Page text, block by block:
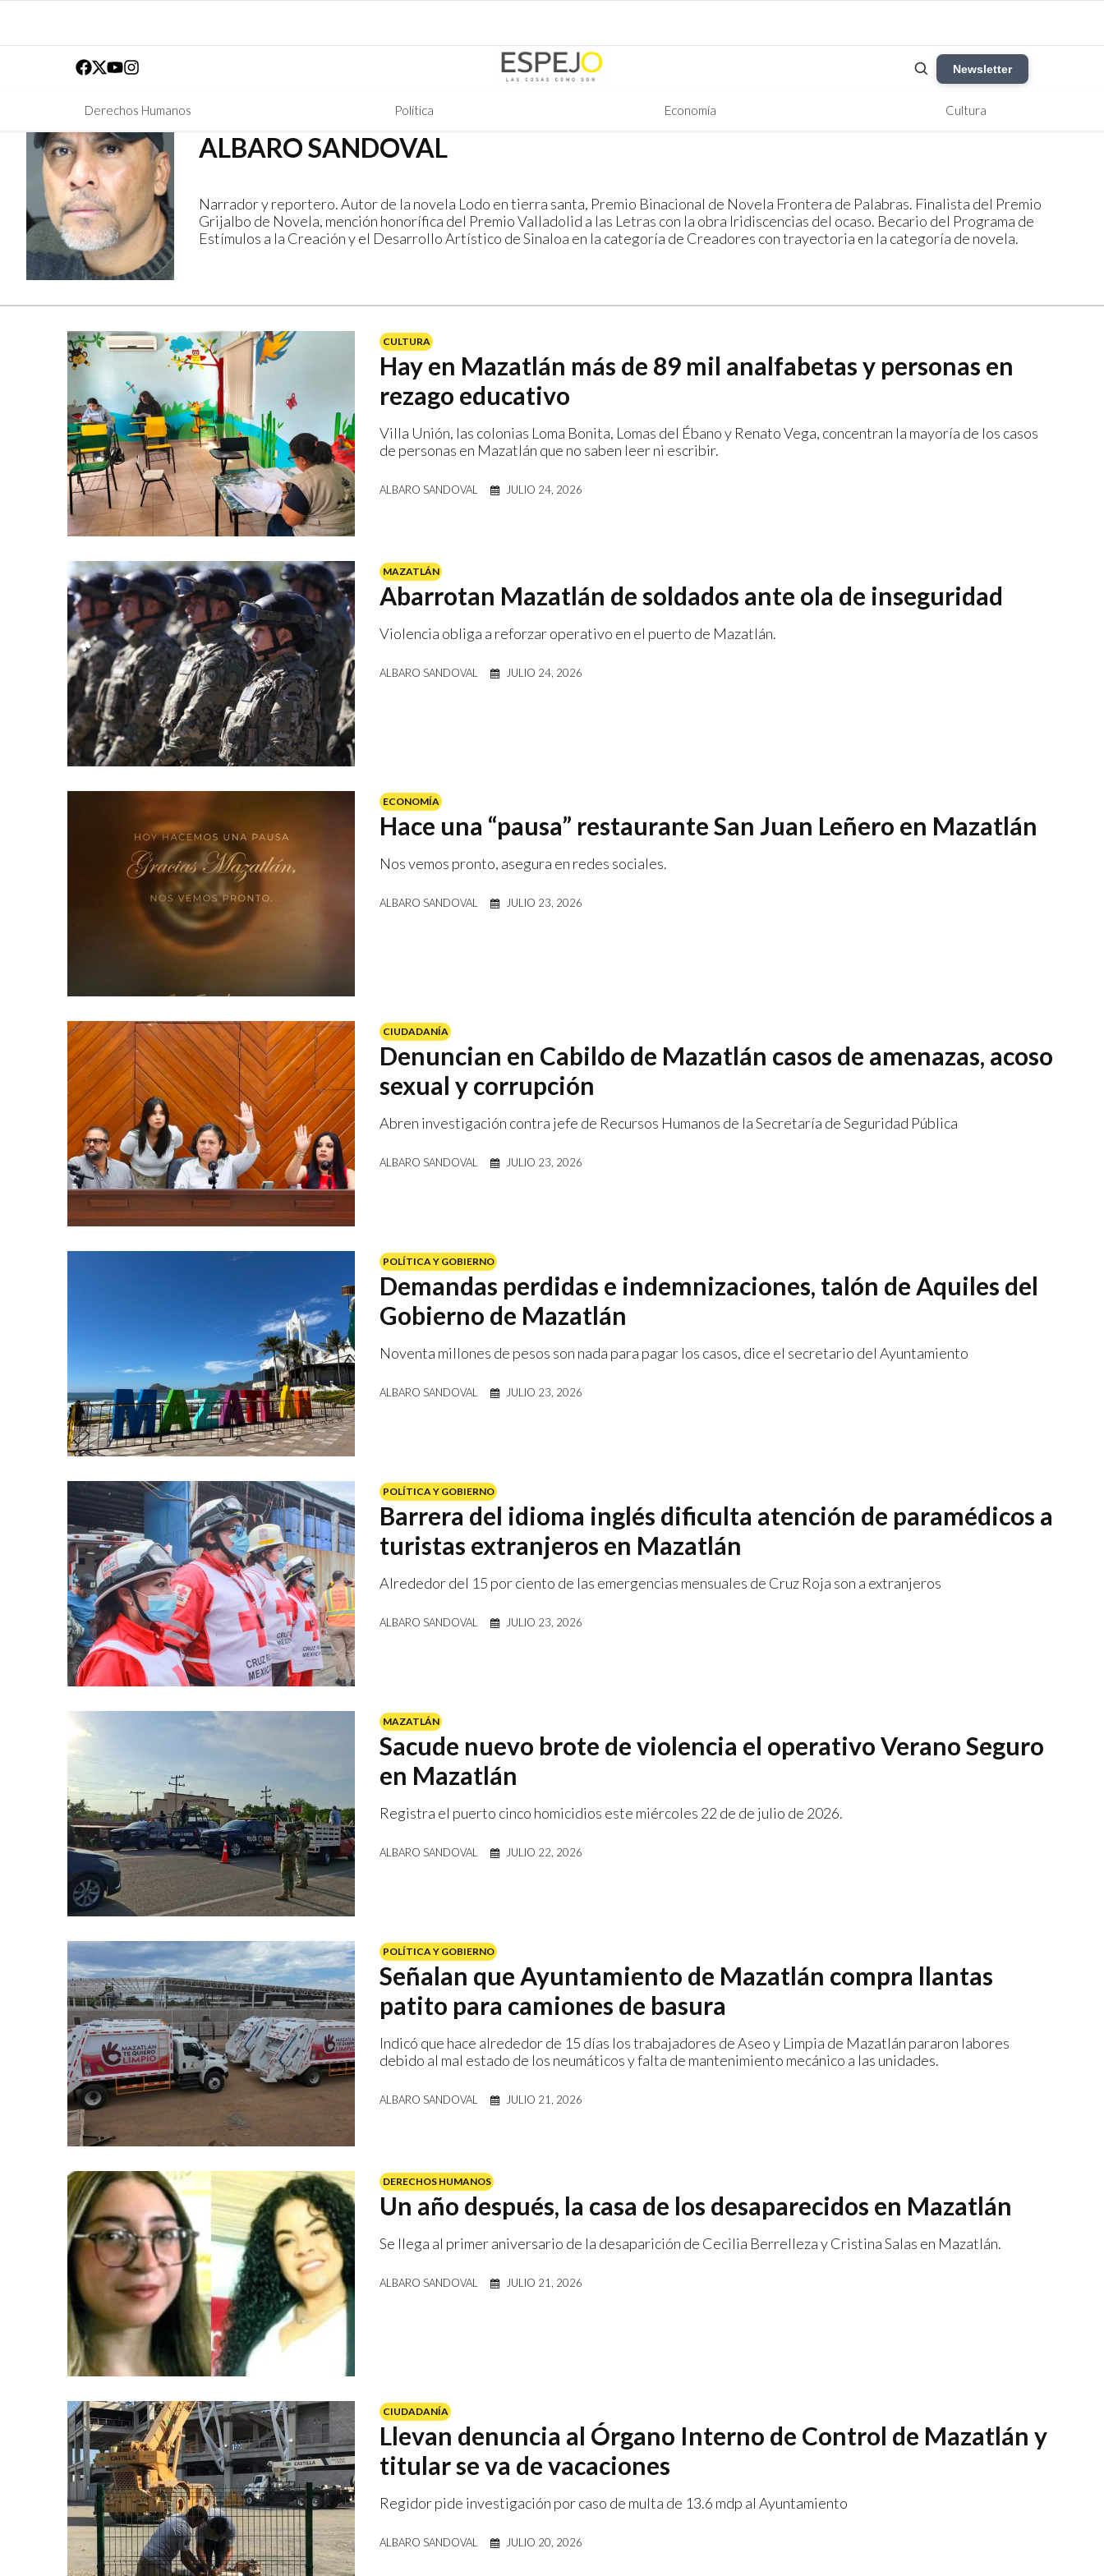
Newsletter
Derechos Humanos Política Economía Cultura
ALBARO SANDOVAL
Narrador y reportero. Autor de la novela Lodo en tierra santa, Premio Binacional de Novela Frontera de Palabras. Finalista del Premio
Grijalbo de Novela, mención honorífica del Premio Valladolid a las Letras con la obra Iridiscencias del ocaso. Becario del Programa de
Estímulos a la Creación y el Desarrollo Artístico de Sinaloa en la categoría de Creadores con trayectoria en la categoría de novela.
CULTURA
Hay en Mazatlán más de 89 mil analfabetas y personas en
rezago educativo
Villa Unión, las colonias Loma Bonita, Lomas del Ébano y Renato Vega, concentran la mayoría de los casos
de personas en Mazatlán que no saben leer ni escribir.
ALBARO SANDOVAL JULIO 24, 2026
MAZATLÁN
Abarrotan Mazatlán de soldados ante ola de inseguridad
Violencia obliga a reforzar operativo en el puerto de Mazatlán.
ALBARO SANDOVAL JULIO 24, 2026
ECONOMÍA
Hace una “pausa” restaurante San Juan Leñero en Mazatlán
Nos vemos pronto, asegura en redes sociales.
ALBARO SANDOVAL JULIO 23, 2026
CIUDADANÍA
Denuncian en Cabildo de Mazatlán casos de amenazas, acoso
sexual y corrupción
Abren investigación contra jefe de Recursos Humanos de la Secretaría de Seguridad Pública
ALBARO SANDOVAL JULIO 23, 2026
POLÍTICA Y GOBIERNO
Demandas perdidas e indemnizaciones, talón de Aquiles del
Gobierno de Mazatlán
Noventa millones de pesos son nada para pagar los casos, dice el secretario del Ayuntamiento
ALBARO SANDOVAL JULIO 23, 2026
POLÍTICA Y GOBIERNO
Barrera del idioma inglés dificulta atención de paramédicos a
turistas extranjeros en Mazatlán
Alrededor del 15 por ciento de las emergencias mensuales de Cruz Roja son a extranjeros
ALBARO SANDOVAL JULIO 23, 2026
MAZATLÁN
Sacude nuevo brote de violencia el operativo Verano Seguro
en Mazatlán
Registra el puerto cinco homicidios este miércoles 22 de de julio de 2026.
ALBARO SANDOVAL JULIO 22, 2026
POLÍTICA Y GOBIERNO
Señalan que Ayuntamiento de Mazatlán compra llantas
patito para camiones de basura
Indicó que hace alrededor de 15 días los trabajadores de Aseo y Limpia de Mazatlán pararon labores
debido al mal estado de los neumáticos y falta de mantenimiento mecánico a las unidades.
ALBARO SANDOVAL JULIO 21, 2026
DERECHOS HUMANOS
Un año después, la casa de los desaparecidos en Mazatlán
Se llega al primer aniversario de la desaparición de Cecilia Berrelleza y Cristina Salas en Mazatlán.
ALBARO SANDOVAL JULIO 21, 2026
CIUDADANÍA
Llevan denuncia al Órgano Interno de Control de Mazatlán y
titular se va de vacaciones
Regidor pide investigación por caso de multa de 13.6 mdp al Ayuntamiento
ALBARO SANDOVAL JULIO 20, 2026